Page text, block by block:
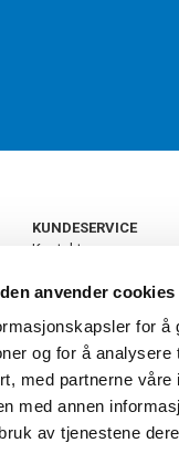
anvender cookies
for å
og for å
med partnerne
med annen
av tjenestene
KUNDESERVICE
Kontakt oss
Retur og bytte
Personvern
Frakt og levering
Ledige stillinger
FAQ - Ofte stilte
Åpenhetsloven